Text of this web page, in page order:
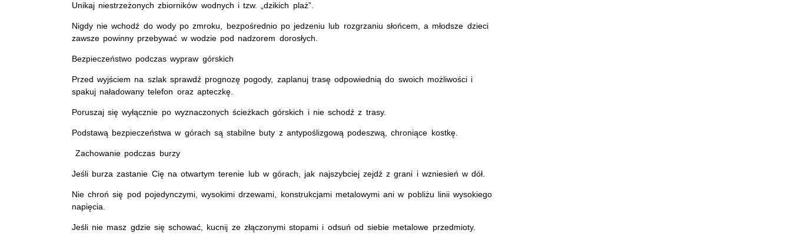
Unikaj niestrzeżonych zbiorników wodnych i tzw. „dzikich plaż”.
Nigdy nie wchodź do wody po zmroku, bezpośrednio po jedzeniu lub rozgrzaniu słońcem, a młodsze dzieci
zawsze powinny przebywać w wodzie pod nadzorem dorosłych.
Bezpieczeństwo podczas wypraw górskich
Przed wyjściem na szlak sprawdź prognozę pogody, zaplanuj trasę odpowiednią do swoich możliwości i
spakuj naładowany telefon oraz apteczkę.
Poruszaj się wyłącznie po wyznaczonych ścieżkach górskich i nie schodź z trasy.
Podstawą bezpieczeństwa w górach są stabilne buty z antypoślizgową podeszwą, chroniące kostkę.
Zachowanie podczas burzy
Jeśli burza zastanie Cię na otwartym terenie lub w górach, jak najszybciej zejdź z grani i wzniesień w dół.
Nie chroń się pod pojedynczymi, wysokimi drzewami, konstrukcjami metalowymi ani w pobliżu linii wysokiego
napięcia.
Jeśli nie masz gdzie się schować, kucnij ze złączonymi stopami i odsuń od siebie metalowe przedmioty.